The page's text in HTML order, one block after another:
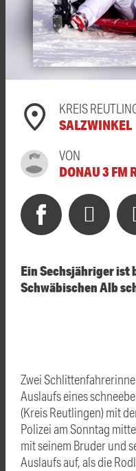
KREIS
SALZWINKEL
VON
DONAU 3 FM
Ein Sechsjähriger
Schwäbischen Alb
Zwei
Auslaufs eines
(Kreis Reutlingen) mit
Polizei am Sonntag
mit seinem Bruder und
Auslaufs auf, als die